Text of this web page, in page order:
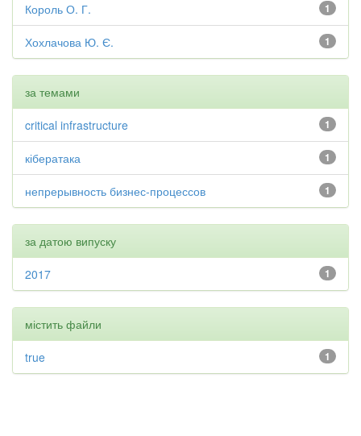
1
Король О. Г.
1
Хохлачова Ю. Є.
за темами
1
critical infrastructure
1
кібератака
1
непрерывность бизнес-процессов
за датою випуску
1
2017
містить файли
1
true